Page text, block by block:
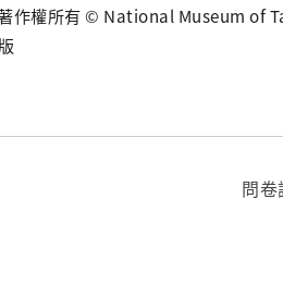
作權所有 © National Museum of
問卷